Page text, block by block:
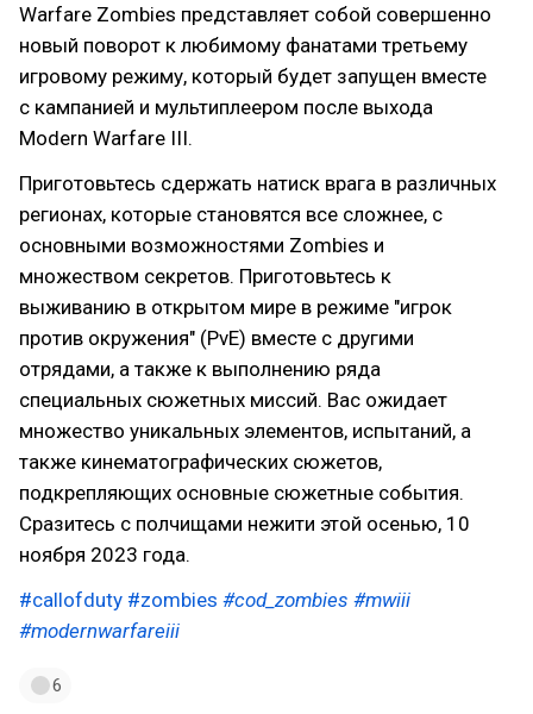
Warfare Zombies представляет собой совершенно
новый поворот к любимому фанатами третьему
игровому режиму, который будет запущен вместе
с кампанией и мультиплеером после выхода
Modern Warfare III.
Приготовьтесь сдержать натиск врага в различных
регионах, которые становятся все сложнее, с
основными возможностями Zombies и
множеством секретов. Приготовьтесь к
выживанию в открытом мире в режиме "игрок
против окружения" (PvE) вместе с другими
отрядами, а также к выполнению ряда
специальных сюжетных миссий. Вас ожидает
множество уникальных элементов, испытаний, а
также кинематографических сюжетов,
подкрепляющих основные сюжетные события.
Сразитесь с полчищами нежити этой осенью, 10
ноября 2023 года.
#callofduty #zombies #cod_zombies #mwiii
#modernwarfareiii
6